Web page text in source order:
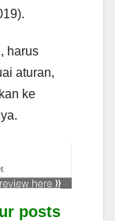
harus
aturan,
ke
posts